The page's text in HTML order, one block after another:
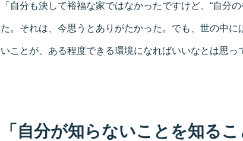
「自分も決して裕福な家ではなかったですけど、“自分
た。それは、今思うとありがたかった。でも、世の中
いことが、ある程度できる環境になればいいなとは思っ
「自分が知らないことを知る